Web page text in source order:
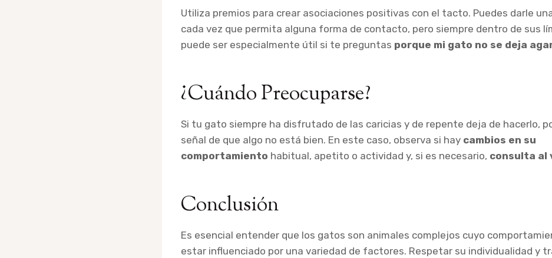
Utiliza premios para crear asociaciones positivas con el tacto. Puedes darle
cada vez que permita alguna forma de contacto, pero siempre dentro de sus
puede ser especialmente útil si te preguntas porque mi gato no se deja
¿Cuándo Preocuparse?
Si tu gato siempre ha disfrutado de las caricias y de repente deja de hacerlo,
señal de que algo no está bien. En este caso, observa si hay cambios en su
comportamiento habitual, apetito o actividad y, si es necesario, consulta al
Conclusión
Es esencial entender que los gatos son animales complejos cuyo
estar influenciado por una variedad de factores. Respetar su individualidad y